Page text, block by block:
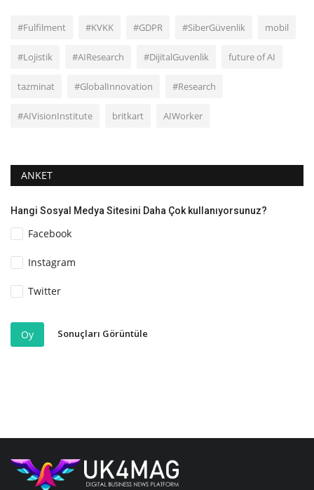
#Fulfilment #KVKK #GDPR #SiberGüvenlik mobil
#Lojistik #AIResearch #DijitalGuvenlik future of AI
tazminat #GlobalInnovation #Research
#AIVisionInstitute britkart AIWorker
ANKET
Hangi Sosyal Medya Sitesini Daha Çok kullanıyorsunuz?
Facebook
Instagram
Twitter
Oy Sonuçları Görüntüle